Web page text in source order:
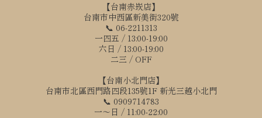
【台南赤崁店】
台南市中西區新美街320號
📞 06-2211313
一四五 / 13:00-19:00
六日 / 13:00-19:00
二三 / OFF
【台南小北門店】
台南市北區西門路四段135號1F 新光三越小北門
📞 0909714783
一～日 / 11:00-22:00